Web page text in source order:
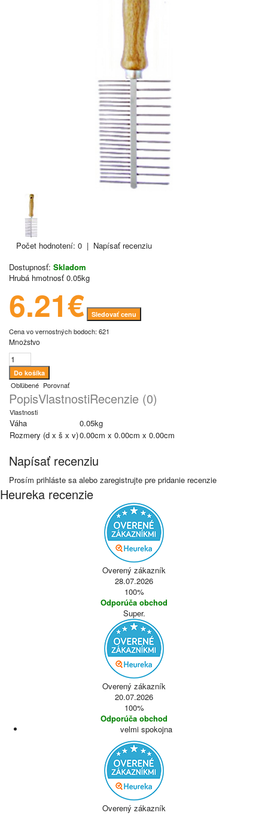
Počet hodnotení: 0 | Napísať recenziu
Dostupnosť: Skladom
Hrubá hmotnosť 0.05kg
6.21€ Sledovať cenu
Cena vo vernostných bodoch: 621
Množstvo
Obľúbené Porovnať
PopisVlastnostiRecenzie (0)
Vlastnosti
Váha
0.05kg
Rozmery (d x š x v)0.00cm x 0.00cm x 0.00cm
Napísať recenziu
Prosím prihláste sa alebo zaregistrujte pre pridanie recenzie
Heureka recenzie
Overený zákazník
28.07.2026
100%
Odporúča obchod
Super.
Overený zákazník
20.07.2026
100%
Odporúča obchod
velmi spokojna
Overený zákazník